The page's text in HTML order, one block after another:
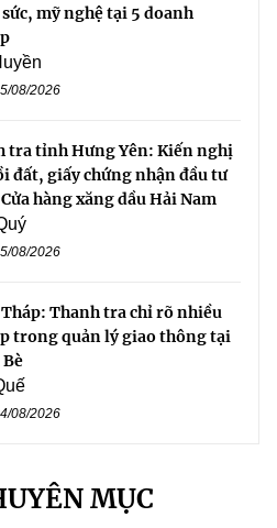
mỹ nghệ tại 5 doanh
08/2026
tra tỉnh Hưng Yên: Kiến nghị
đất, giấy chứng nhận đầu tư
hàng xăng dầu Hải Nam
08/2026
Thanh tra chỉ rõ nhiều
trong quản lý giao thông tại
Bè
08/2026
MỤC